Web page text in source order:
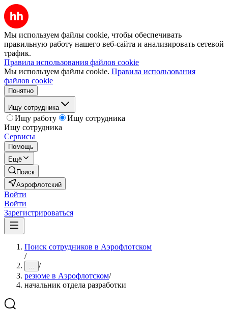
Мы используем файлы cookie, чтобы обеспечивать
правильную работу нашего веб-сайта и анализировать сетевой
трафик.
Правила использования файлов cookie
Мы используем файлы cookie. Правила использования
файлов cookie
Понятно
Ищу сотрудника
Ищу работу
Ищу сотрудника
Ищу сотрудника
Сервисы
Помощь
Ещё
Поиск
Аэрофлотский
Войти
Войти
Зарегистрироваться
Поиск сотрудников в Аэрофлотском
/
... /
резюме в Аэрофлотском/
начальник отдела разработки